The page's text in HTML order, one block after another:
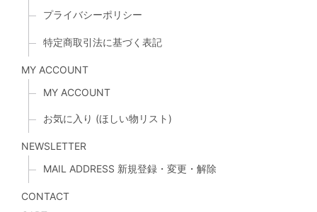
プライバシーポリシー
特定商取引法に基づく表記
MY ACCOUNT
MY ACCOUNT
お気に入り (ほしい物リスト)
NEWSLETTER
MAIL ADDRESS 新規登録・変更・解除
CONTACT